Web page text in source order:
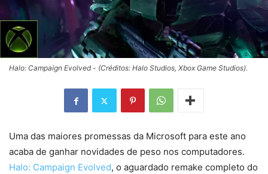
Halo: Campaign Evolved - (Créditos: Halo Studios, Xbox Game Studios).
Uma das maiores promessas da Microsoft para este ano
acaba de ganhar novidades de peso nos computadores.
Halo: Campaign Evolved, o aguardado remake completo do